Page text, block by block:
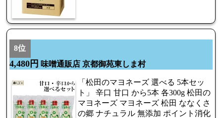
8位
4,480円 味噌通販店 京都御苑東しま村
「松田のマヨネーズ 選べる 5本セッ
ト」 辛口 甘口 から5本 各300g 松田の
マヨネーズ マヨネーズ 松田 ななくさ
の郷 ナチュラル 無添加 ポイント消化